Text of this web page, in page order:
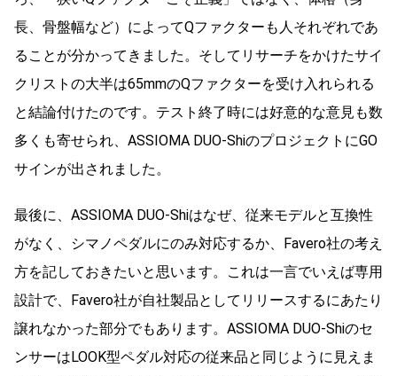
長、骨盤幅など）によってQファクターも人それぞれであ
ることが分かってきました。そしてリサーチをかけたサイ
クリストの大半は65mmのQファクターを受け入れられる
と結論付けたのです。テスト終了時には好意的な意見も数
多くも寄せられ、ASSIOMA DUO-ShiのプロジェクトにGO
サインが出されました。
最後に、ASSIOMA DUO-Shiはなぜ、従来モデルと互換性
がなく、シマノペダルにのみ対応するか、Favero社の考え
方を記しておきたいと思います。これは一言でいえば専用
設計で、Favero社が自社製品としてリリースするにあたり
譲れなかった部分でもあります。ASSIOMA DUO-Shiのセ
ンサーはLOOK型ペダル対応の従来品と同じように見えま